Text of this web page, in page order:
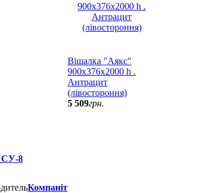
СУ-8
Компаніт
Вішалка "Аякс"
900х376х2000 h .
Антрацит
(лівостороння)
5 509грн.